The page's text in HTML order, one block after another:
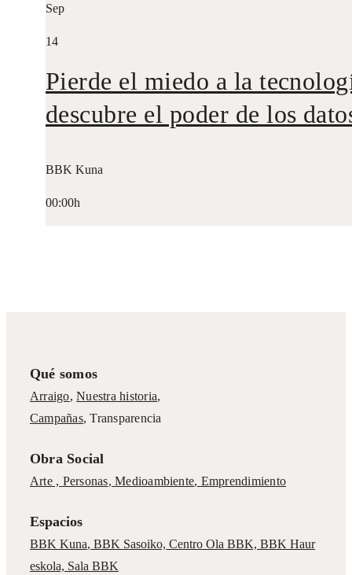
Sep
14
Pierde el miedo a la
descubre el poder de los
BBK Kuna
00:00h
Qué somos
Arraigo,Nuestra historia,
Campañas, Transparencia
Obra Social
Arte , Personas,Medioambiente, Emprendimiento
Espacios
BBK Kuna, BBK Sasoiko, Centro Ola BBK, BBK Haur
eskola, Sala BBK